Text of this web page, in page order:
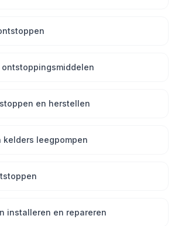
en herstellen
kelders leegpompen
installeren en repareren